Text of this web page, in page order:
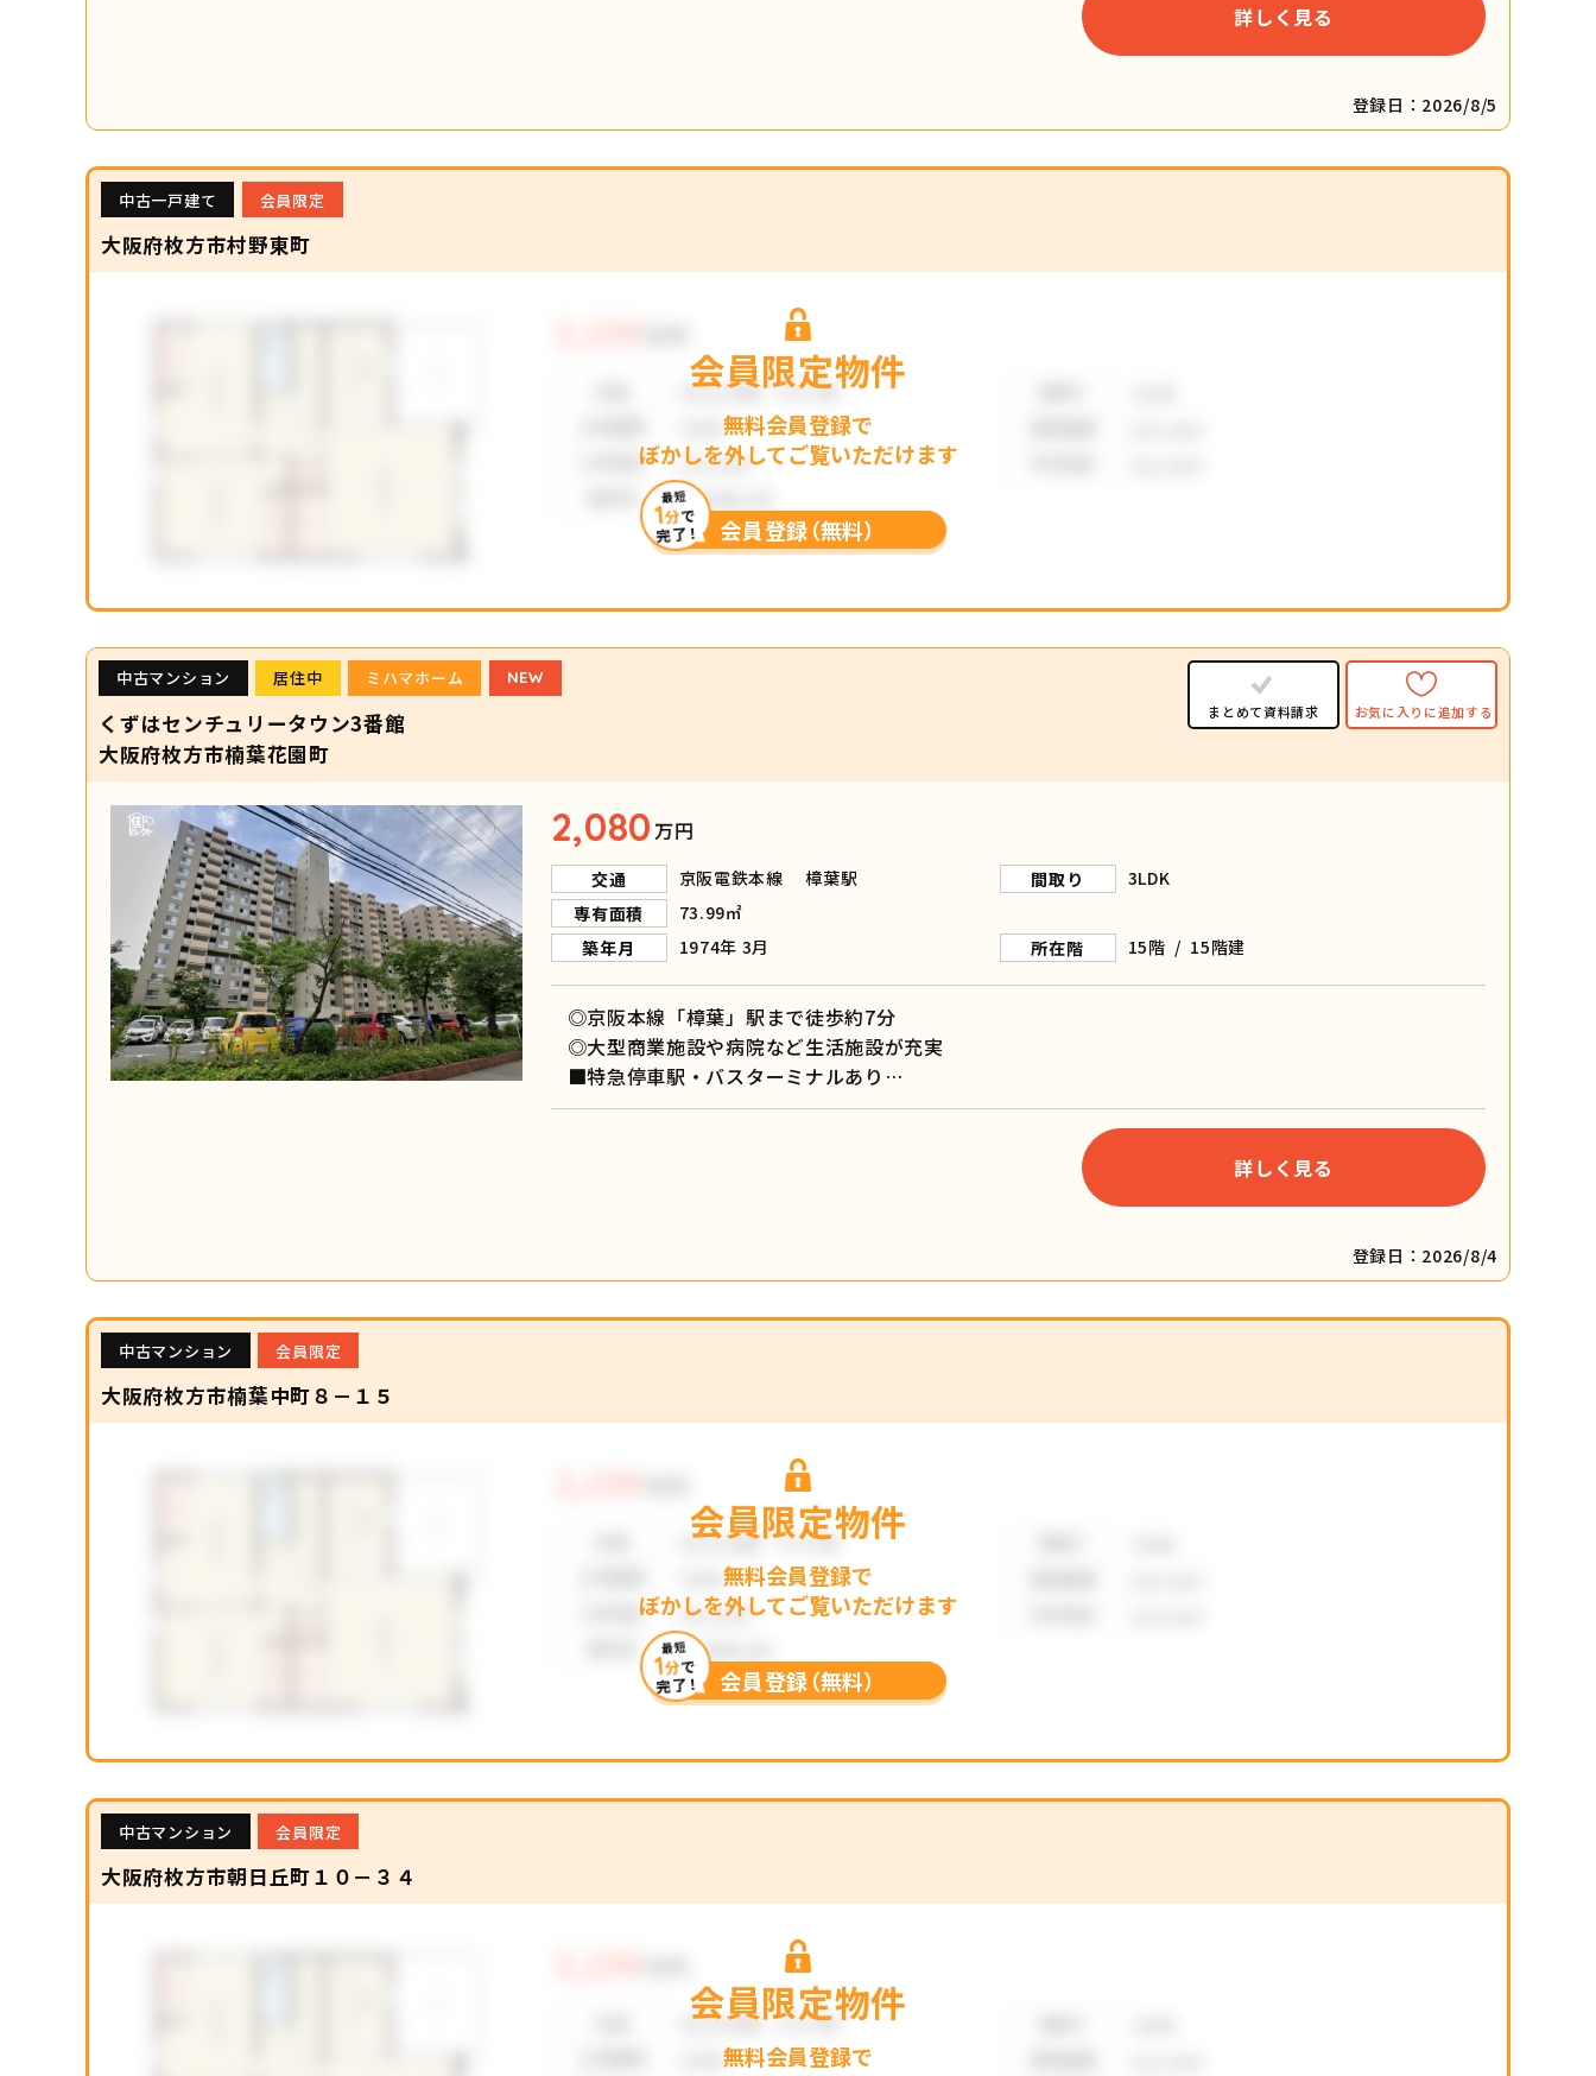
詳しく見る
登録日：2026/8/5
中古一戸建て 会員限定
大阪府枚方市村野東町
会員限定物件
無料会員登録で
ぼかしを外してご覧いただけます
最短
1分で
完了！ 会員登録（無料）
中古マンション 居住中 ミハマホーム NEW
くずはセンチュリータウン3番館
大阪府枚方市楠葉花園町
まとめて資料請求 お気に入りに追加する
2,080万円
交通 京阪電鉄本線 樟葉駅 間取り
3LDK
専有面積
73.99㎡
築年月
1974年 3月 所在階 15階 / 15階建
◎京阪本線「樟葉」駅まで徒歩約7分
◎大型商業施設や病院など生活施設が充実
■特急停車駅・バスターミナルあり
■枚方市立樟葉西小学校まで徒歩約5分
詳しく見る
登録日：2026/8/4
中古マンション 会員限定
大阪府枚方市楠葉中町８－１５
会員限定物件
無料会員登録で
ぼかしを外してご覧いただけます
最短
1分で
完了！ 会員登録（無料）
中古マンション 会員限定
大阪府枚方市朝日丘町１０－３４
会員限定物件
無料会員登録で